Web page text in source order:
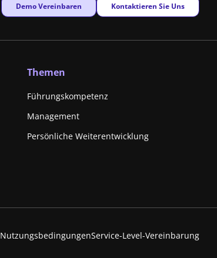
New window
Demo Vereinbaren New window
Kontaktieren Sie Uns
Themen
Führungskompetenz
Management
Persönliche Weiterentwicklung
NutzungsbedingungenNew window
Service-Level-Vereinbarung